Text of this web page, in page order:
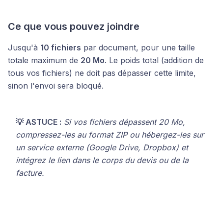
Ce que vous pouvez joindre
Jusqu'à 10 fichiers par document, pour une taille
totale maximum de 20 Mo. Le poids total (addition de
tous vos fichiers) ne doit pas dépasser cette limite,
sinon l'envoi sera bloqué.
💡 ASTUCE : Si vos fichiers dépassent 20 Mo,
compressez-les au format ZIP ou hébergez-les sur
un service externe (Google Drive, Dropbox) et
intégrez le lien dans le corps du devis ou de la
facture.